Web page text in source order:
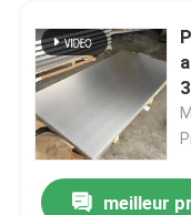
meilleur